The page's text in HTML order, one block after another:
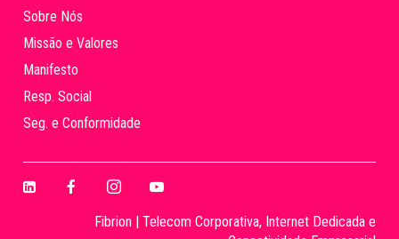
Sobre Nós
Missão e Valores
Manifesto
Resp. Social
Seg. e Conformidade
Fibrion | Telecom Corporativa, Internet Dedicada e